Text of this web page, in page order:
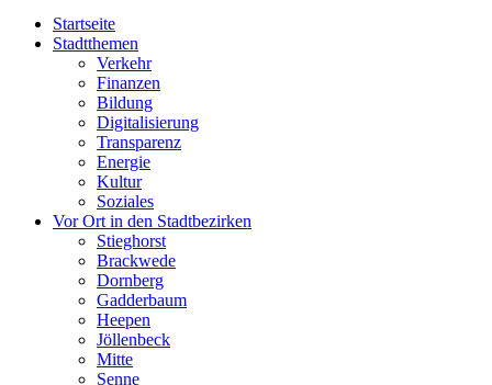
Startseite
Stadtthemen
Verkehr
Finanzen
Bildung
Digitalisierung
Transparenz
Energie
Kultur
Soziales
Vor Ort in den Stadtbezirken
Stieghorst
Brackwede
Dornberg
Gadderbaum
Heepen
Jöllenbeck
Mitte
Senne